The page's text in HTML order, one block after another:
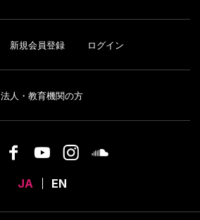
新規会員登録 ログイン
法人・教育機関の方
JA EN